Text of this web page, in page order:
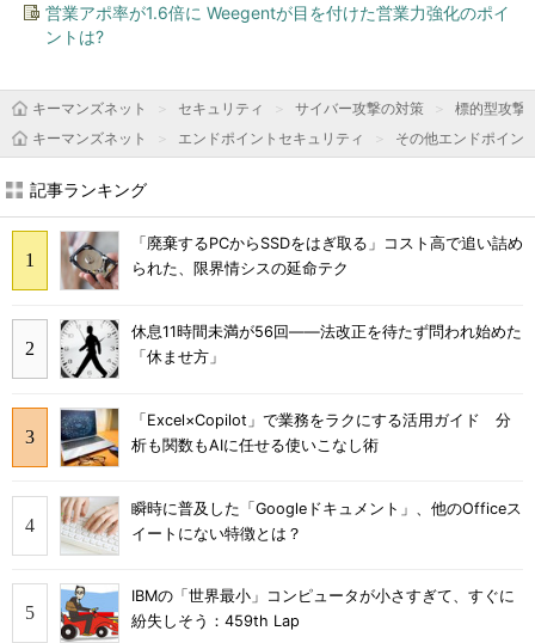
営業アポ率が1.6倍に Weegentが目を付けた営業力強化のポイ
ントは?
キーマンズネット セキュリティ サイバー攻撃の対策
標的型攻撃
キーマンズネット
エンドポイントセキュリティ その他エンドポイン
記事ランキング
「廃棄するPCからSSDをはぎ取る」コスト高で追い詰め
られた、限界情シスの延命テク
休息11時間未満が56回――法改正を待たず問われ始めた
「休ませ方」
「Excel×Copilot」で業務をラクにする活用ガイド 分
析も関数もAIに任せる使いこなし術
瞬時に普及した「Googleドキュメント」、他のOfficeス
イートにない特徴とは？
IBMの「世界最小」コンピュータが小さすぎて、すぐに
紛失しそう：459th Lap